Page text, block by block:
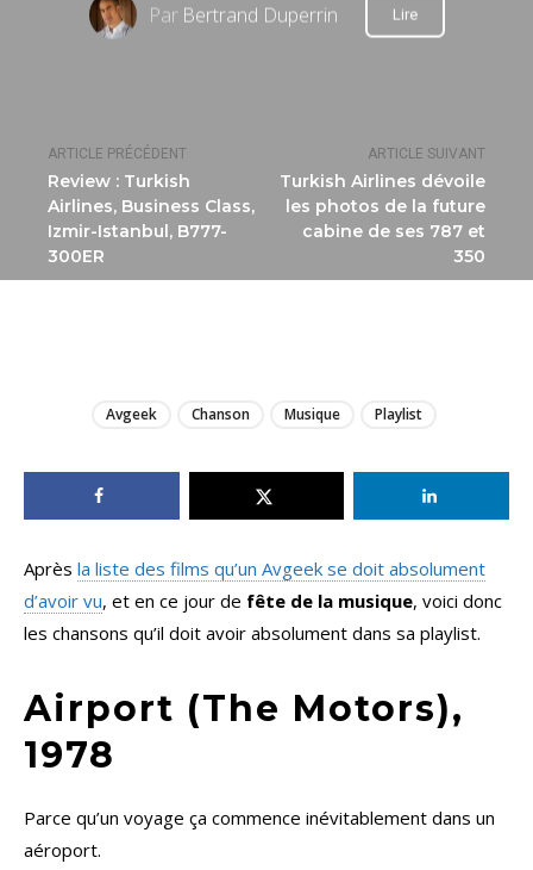
ARTICLE PRÉCÉDENT
Review : Turkish
Airlines, Business Class,
Izmir-Istanbul, B777-
300ER
ARTICLE SUIVANT
Turkish Airlines dévoile
les photos de la future
cabine de ses 787 et
350
Par Bertrand Duperrin Lire
Avgeek Chanson Musique Playlist
Après la liste des films qu’un Avgeek se doit absolument
d’avoir vu, et en ce jour de fête de la musique, voici donc
les chansons qu’il doit avoir absolument dans sa playlist.
Airport (The Motors),
1978
Parce qu’un voyage ça commence inévitablement dans un
aéroport.